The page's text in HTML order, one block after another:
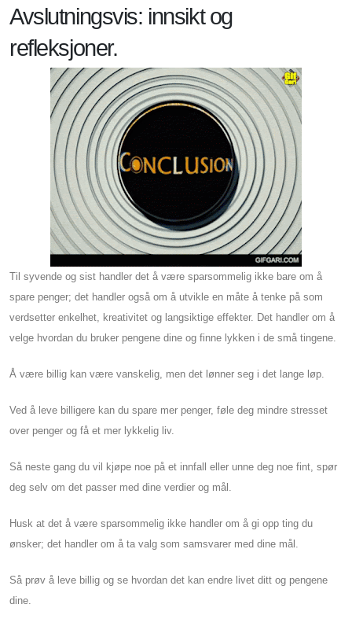
Avslutningsvis: innsikt og
refleksjoner.
Til syvende og sist handler det å være sparsommelig ikke bare om å
spare penger; det handler også om å utvikle en måte å tenke på som
verdsetter enkelhet, kreativitet og langsiktige effekter. Det handler om å
velge hvordan du bruker pengene dine og finne lykken i de små tingene.
Å være billig kan være vanskelig, men det lønner seg i det lange løp.
Ved å leve billigere kan du spare mer penger, føle deg mindre stresset
over penger og få et mer lykkelig liv.
Så neste gang du vil kjøpe noe på et innfall eller unne deg noe fint, spør
deg selv om det passer med dine verdier og mål.
Husk at det å være sparsommelig ikke handler om å gi opp ting du
ønsker; det handler om å ta valg som samsvarer med dine mål.
Så prøv å leve billig og se hvordan det kan endre livet ditt og pengene
dine.